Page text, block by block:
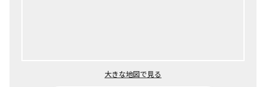
大きな地図で見る